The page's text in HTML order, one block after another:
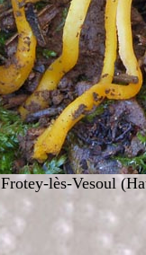
Frotey-lès-Vesoul